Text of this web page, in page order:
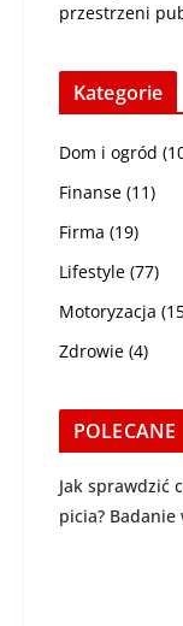
przestrzeni
Kategorie
Dom i ogród
Finanse (11)
Firma (19)
Lifestyle (77)
Motoryzacja
Zdrowie (4)
POLECANE
Jak sprawdzić
picia? Badanie